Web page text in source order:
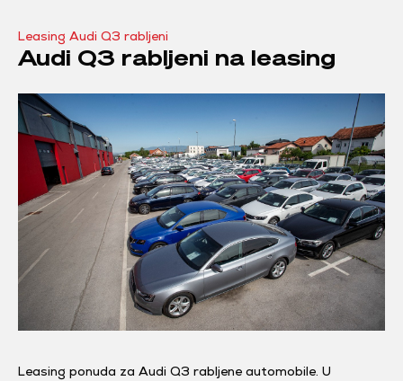
Leasing Audi Q3 rabljeni
Audi Q3 rabljeni na leasing
Leasing ponuda za Audi Q3 rabljene automobile. U